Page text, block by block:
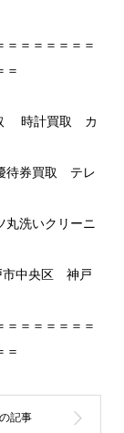
＝＝＝＝＝＝＝
＝
時計買取 カ
待券買取 テレ
洗いクリーニ
中央区 神戸
＝＝＝＝＝＝＝
＝